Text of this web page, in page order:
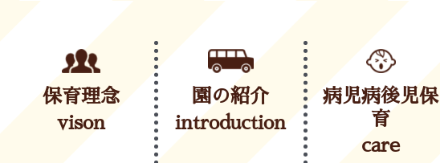
保育理念
vison
園の紹介
introduction
病児病後児保
育
care